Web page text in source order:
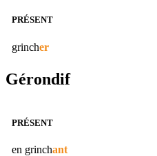
PRÉSENT
grincher
Gérondif
PRÉSENT
en grinchant